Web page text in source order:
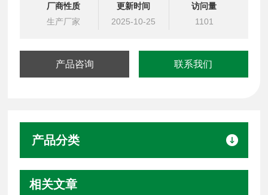
厂商性质
生产厂家
更新时间
2025-10-25
访问量
1101
产品咨询 联系我们
产品分类
相关文章